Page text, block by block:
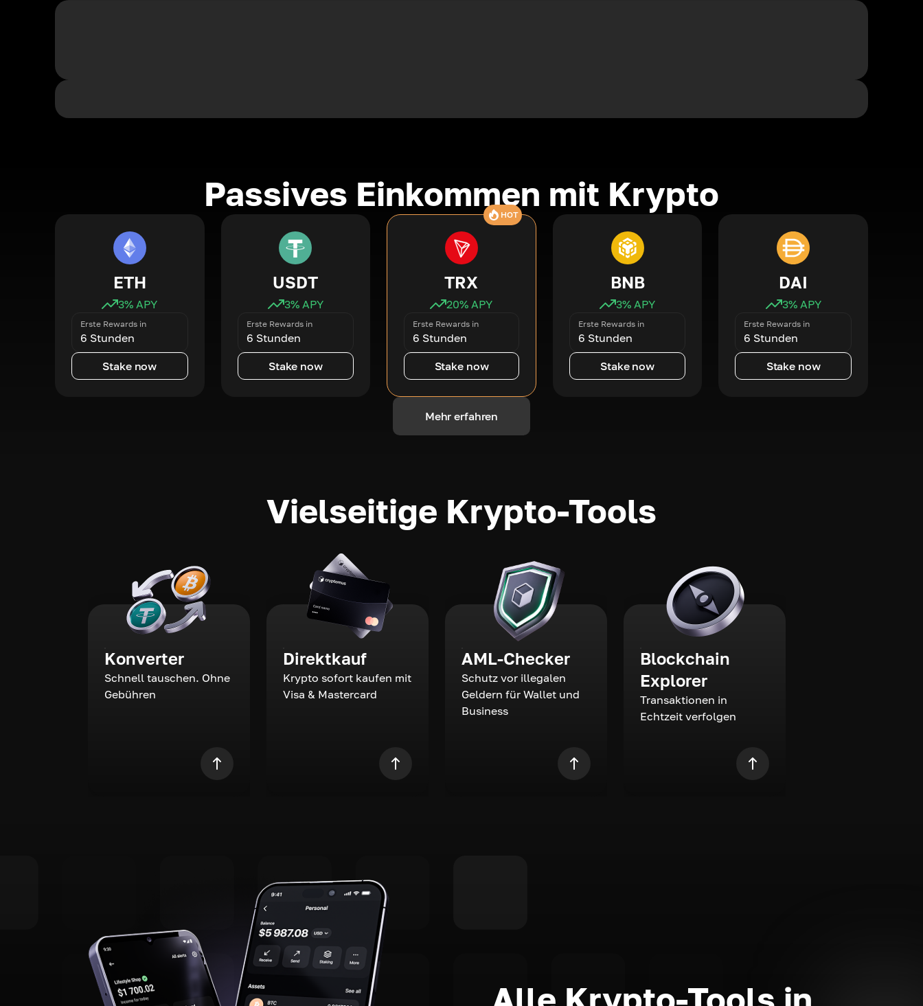
Passives Einkommen mit Krypto
ETH
3% APY
Erste Rewards in
6 Stunden
Stake now
USDT
3% APY
Erste Rewards in
6 Stunden
Stake now
HOT
TRX
20% APY
Erste Rewards in
6 Stunden
Stake now
BNB
3% APY
Erste Rewards in
6 Stunden
Stake now
DAI
3% APY
Erste Rewards in
6 Stunden
Stake now
Mehr erfahren
Vielseitige Krypto-Tools
Konverter
Schnell tauschen. Ohne
Gebühren
Direktkauf
Krypto sofort kaufen mit
Visa & Mastercard
AML-Checker
Schutz vor illegalen
Geldern für Wallet und
Business
Blockchain
Explorer
Transaktionen in
Echtzeit verfolgen